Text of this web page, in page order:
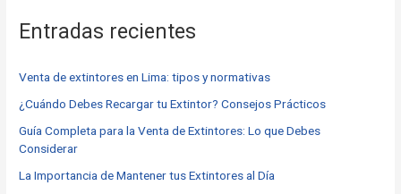
a
p
o
r
:
Entradas recientes
Venta de extintores en Lima: tipos y normativas
¿Cuándo Debes Recargar tu Extintor? Consejos Prácticos
Guía Completa para la Venta de Extintores: Lo que Debes
Considerar
La Importancia de Mantener tus Extintores al Día